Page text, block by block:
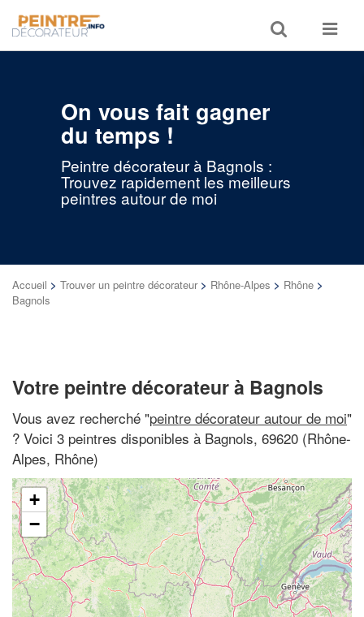
Toggle
search
Toggle
On vous fait gagner
du temps !
Peintre décorateur à Bagnols :
Trouvez rapidement les meilleurs
peintres autour de moi
Accueil > Trouver un peintre décorateur > Rhône-Alpes > Rhône >
Bagnols
Votre peintre décorateur à Bagnols
Vous avez recherché "peintre décorateur autour de moi"
? Voici 3 peintres disponibles à Bagnols, 69620 (Rhône-
Alpes, Rhône)
+
−